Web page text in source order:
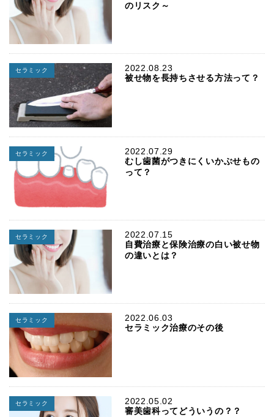
のリスク～
2022.08.23
セラミック
被せ物を長持ちさせる方法って？
2022.07.29
セラミック
むし歯菌がつきにくいかぶせもの
って？
2022.07.15
セラミック
自費治療と保険治療の白い被せ物
の違いとは？
2022.06.03
セラミック
セラミック治療のその後
2022.05.02
セラミック
審美歯科ってどういうの？？